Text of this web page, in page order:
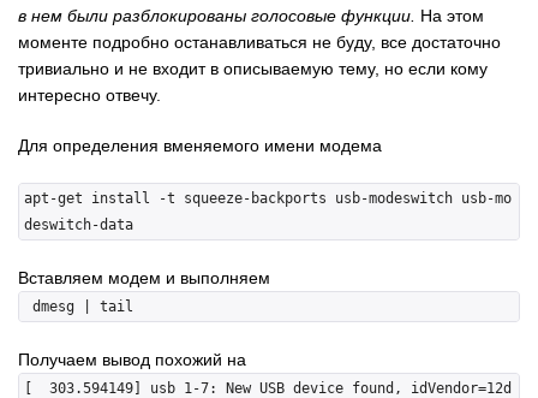
в нем были разблокированы голосовые функции. На этом
моменте подробно останавливаться не буду, все достаточно
тривиально и не входит в описываемую тему, но если кому
интересно отвечу.
Для определения вменяемого имени модема
apt-get install -t squeeze-backports usb-modeswitch usb-mo
Вставляем модем и выполняем
Получаем вывод похожий на
[  303.594149] usb 1-7: New USB device found, idVendor=12d